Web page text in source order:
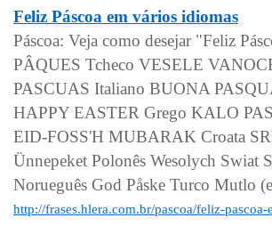
Feliz Páscoa em vários idiomas
Páscoa: Veja como desejar "Feliz
PÂQUES Tcheco VESELE
PASCUAS Italiano BUONA
HAPPY EASTER Grego KALO
EID-FOSS'H MUBARAK Croata
Ünnepeket Polonês Wesolych Swiat
Norueguês God Påske Turco Mutlo
http://frases.hlera.com.br/pascoa/feliz-